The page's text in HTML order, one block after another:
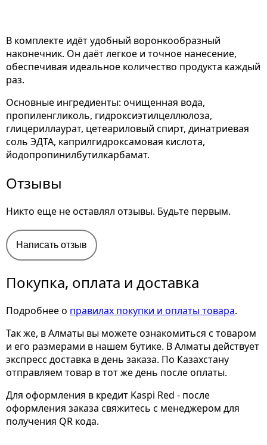
В комплекте идёт удобный воронкообразный
наконечник. Он даёт легкое и точное нанесение,
обеспечивая идеальное количество продукта каждый
раз.
Основные ингредиенты: очищенная вода,
пропиленгликоль, гидроксиэтилцеллюлоза,
глицериллаурат, цетеариловый спирт, динатриевая
соль ЭДТА, каприлгидроксамовая кислота,
йодопропинилбутилкарбамат.
Отзывы
Никто еще не оставлял отзывы. Будьте первым.
Написать отзыв
Покупка, оплата и доставка
Подробнее о правилах покупки и оплаты товара.
Так же, в Алматы вы можете ознакомиться с товаром
и его размерами в нашем бутике. В Алматы действует
экспресс доставка в день заказа. По Казахстану
отправляем товар в тот же день после оплаты.
Для оформления в кредит Kaspi Red - после
оформления заказа свяжитесь с менеджером для
получения QR кода.